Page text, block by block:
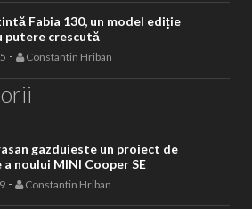
Fabia 130, un model ediție
putere crescută
- Constantin Hriban
gazduieste un proiect de
noului MINI Cooper SE
- Constantin Hriban